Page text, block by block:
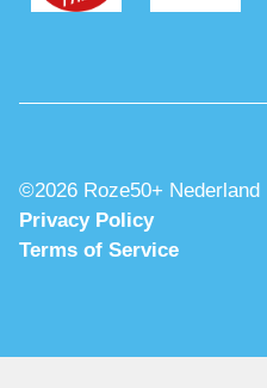
©2026 Roze50+ Nederland
Privacy Policy
Terms of Service